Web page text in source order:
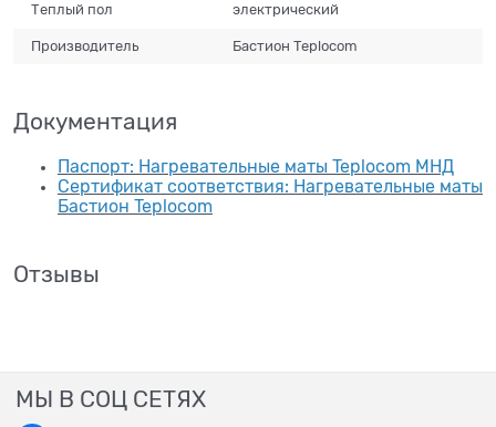
Теплый пол электрический
Производитель Бастион Teplocom
Документация
Паспорт: Нагревательные маты Teplocom МНД
Сертификат соответствия: Нагревательные маты
Бастион Teplocom
Отзывы
МЫ В СОЦ СЕТЯХ